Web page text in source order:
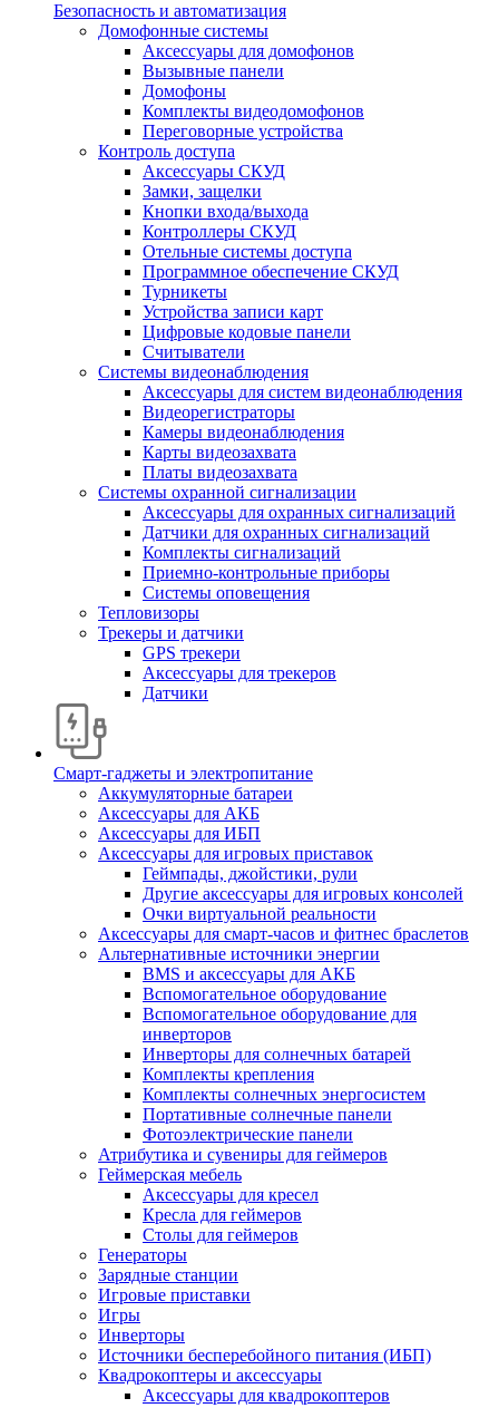
Безопасность и автоматизация
Домофонные системы
Аксессуары для домофонов
Вызывные панели
Домофоны
Комплекты видеодомофонов
Переговорные устройства
Контроль доступа
Аксессуары СКУД
Замки, защелки
Кнопки входа/выхода
Контроллеры СКУД
Отельные системы доступа
Программное обеспечение СКУД
Турникеты
Устройства записи карт
Цифровые кодовые панели
Считыватели
Системы видеонаблюдения
Аксессуары для систем видеонаблюдения
Видеорегистраторы
Камеры видеонаблюдения
Карты видеозахвата
Платы видеозахвата
Системы охранной сигнализации
Аксессуары для охранных сигнализаций
Датчики для охранных сигнализаций
Комплекты сигнализаций
Приемно-контрольные приборы
Системы оповещения
Тепловизоры
Трекеры и датчики
GPS трекери
Аксессуары для трекеров
Датчики
Смарт-гаджеты и электропитание
Аккумуляторные батареи
Аксессуары для АКБ
Аксессуары для ИБП
Аксессуары для игровых приставок
Геймпады, джойстики, рули
Другие аксессуары для игровых консолей
Очки виртуальной реальности
Аксессуары для смарт-часов и фитнес браслетов
Альтернативные источники энергии
BMS и аксессуары для АКБ
Вспомогательное оборудование
Вспомогательное оборудование для
инверторов
Инверторы для солнечных батарей
Комплекты крепления
Комплекты солнечных энергосистем
Портативные солнечные панели
Фотоэлектрические панели
Атрибутика и сувениры для геймеров
Геймерская мебель
Аксессуары для кресел
Кресла для геймеров
Столы для геймеров
Генераторы
Зарядные станции
Игровые приставки
Игры
Инверторы
Источники бесперебойного питания (ИБП)
Квадрокоптеры и аксессуары
Аксессуары для квадрокоптеров